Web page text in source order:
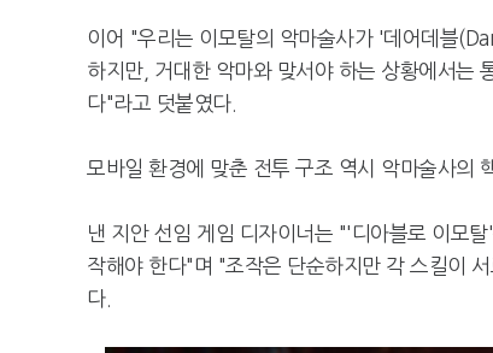
이어 "우리는 이모탈의 악마술사가 '데어데블
하지만, 거대한 악마와 맞서야 하는 상황에서는
다"라고 덧붙였다.
모바일 환경에 맞춘 전투 구조 역시 악마술사의
낸 지안 선임 게임 디자이너는 "'디아블로 이모
작해야 한다"며 "조작은 단순하지만 각 스킬이
다.